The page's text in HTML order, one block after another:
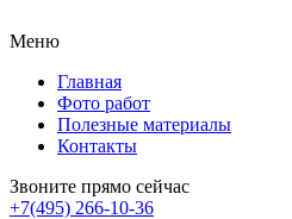
Меню
Главная
Фото работ
Полезные материалы
Контакты
Звоните прямо сейчас
+7(495) 266-10-36